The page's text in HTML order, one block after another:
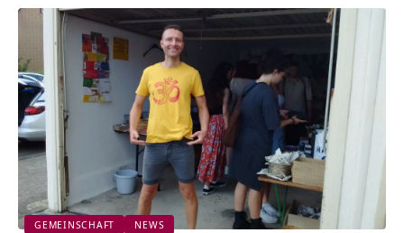
GEMEINSCHAFT NEWS